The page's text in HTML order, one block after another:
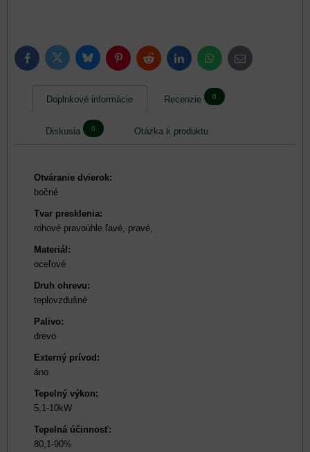
FacebookTwitter BlueskyPinterestReddit LinkedInWhatsApp
E-
mail
Doplnkové informácie Recenzie 0
Diskusia 0 Otázka k produktu
Otváranie dvierok:
bočné
Tvar presklenia:
rohové pravoúhle ľavé, pravé,
Materiál:
oceľové
Druh ohrevu:
teplovzdušné
Palivo:
drevo
Externý prívod:
áno
Tepelný výkon:
5,1-10kW
Tepelná účinnosť:
80,1-90%